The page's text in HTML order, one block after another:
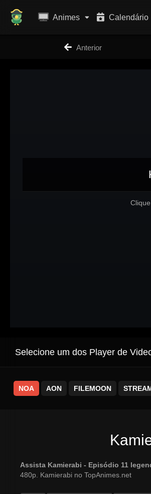
Animes Calendário
Anterior
Selecione um dos Player de
NOA AON FILEMOON
Assista Kamierabi - Episódio 11
480p. Kamierabi no TopAnimes.net